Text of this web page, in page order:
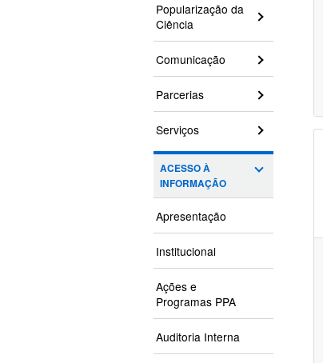
Popularização da
Ciência
Comunicação
Parcerias
Serviços
ACESSO À
INFORMAÇÃO
Apresentação
Institucional
Ações e
Programas PPA
Auditoria Interna